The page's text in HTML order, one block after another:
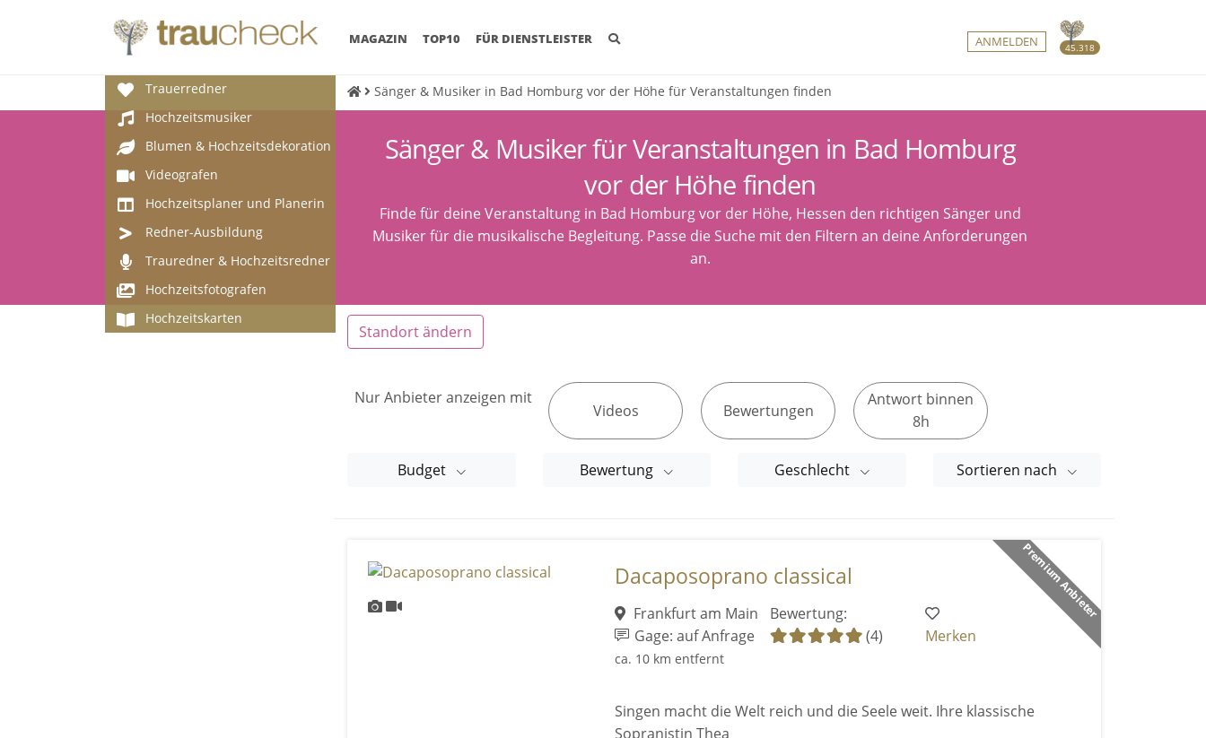
45.318
MAGAZIN (CURRENT)
TOP10 FÜR DIENSTLEISTER ANMELDEN
Trauerredner
Hochzeitsmusiker
Blumen & Hochzeitsdekoration
Videografen
Hochzeitsplaner und Planerin
Redner-Ausbildung
Trauredner & Hochzeitsredner
Hochzeitsfotografen
Hochzeitskarten
Sänger & Musiker in Bad Homburg vor der Höhe für Veranstaltungen finden
Sänger & Musiker für Veranstaltungen in Bad Homburg
vor der Höhe finden
Finde für deine Veranstaltung in Bad Homburg vor der Höhe, Hessen den richtigen Sänger und
Musiker für die musikalische Begleitung. Passe die Suche mit den Filtern an deine Anforderungen
an.
Standort ändern
Nur Anbieter anzeigen mit
Videos Bewertungen
Antwort binnen
8h
Budget Bewertung Geschlecht Sortieren nach
Premium Anbieter
Dacaposoprano classical
Frankfurt am Main
Gage: auf Anfrage
ca. 10 km entfernt
Bewertung:
(4)
Merken
Singen macht die Welt reich und die Seele weit. Ihre klassische
Sopranistin Thea